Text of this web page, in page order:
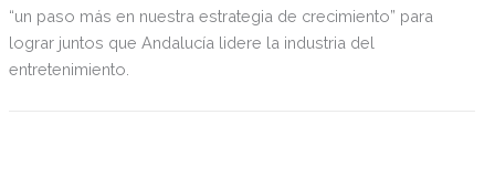
“un paso más en nuestra estrategia de crecimiento” para
lograr juntos que Andalucía lidere la industria del
entretenimiento.